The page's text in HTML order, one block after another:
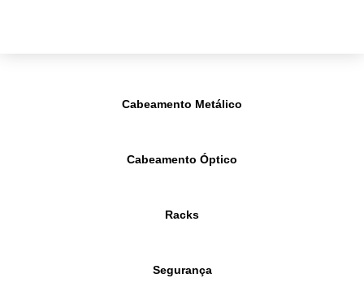
Cabeamento Metálico
Cabeamento Óptico
Racks
Segurança